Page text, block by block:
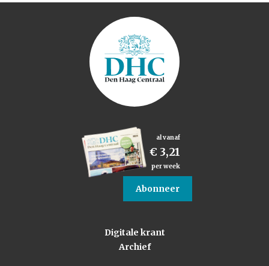
al vanaf
€ 3,21
per week
Abonneer
Digitale krant
Archief